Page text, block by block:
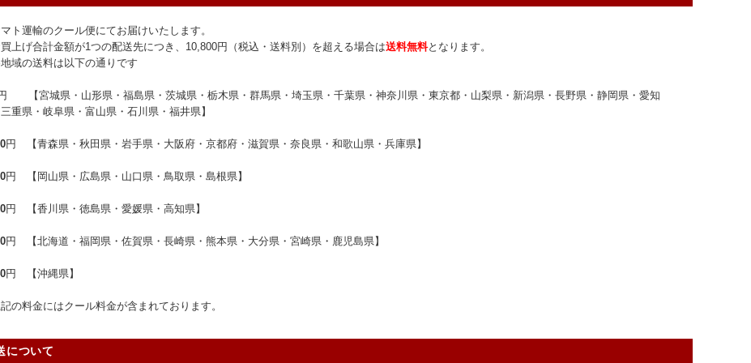
マト運輸のクール便にてお届けいたします。
買上げ合計金額が1つの配送先につき、10,800円（税込・送料別）を超える場合は送料無料となります。
地域の送料は以下の通りです
【宮城県・山形県・福島県・茨城県・栃木県・群馬県・埼玉県・千葉県・神奈川県・東京都・山梨県・新潟県・長野県・静岡県・愛知
重県・岐阜県・富山県・石川県・福井県】
円 【青森県・秋田県・岩手県・大阪府・京都府・滋賀県・奈良県・和歌山県・兵庫県】
円 【岡山県・広島県・山口県・鳥取県・島根県】
円 【香川県・徳島県・愛媛県・高知県】
円 【北海道・福岡県・佐賀県・長崎県・熊本県・大分県・宮崎県・鹿児島県】
円 【沖縄県】
の料金にはクール料金が含まれております。
について